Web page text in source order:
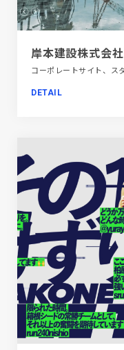
岸本建設株式会社
DETAIL